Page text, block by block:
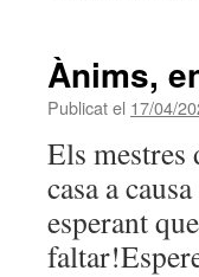
Ànims,
Publicat el 17/04/
Els mestres
casa a
esperant